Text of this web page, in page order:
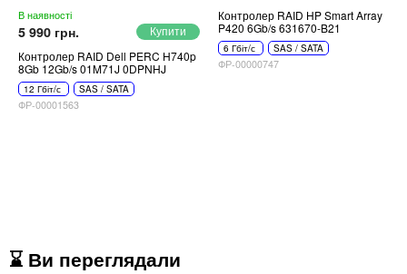
В наявності
5 990 грн.
Контролер RAID Dell PERC H740p
8Gb 12Gb/s 01M71J 0DPNHJ
12 Гбіт/с SAS / SATA
ФР-00001563
Контролер RAID HP Smart Array
P420 6Gb/s 631670-B21
6 Гбіт/с SAS / SATA
ФР-00000747
⌛ Ви переглядали